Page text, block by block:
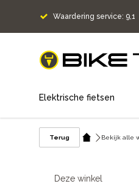
Waardering service: 9,1
home
Elektrische fietsen
Terug Bekijk alle
Deze winkel